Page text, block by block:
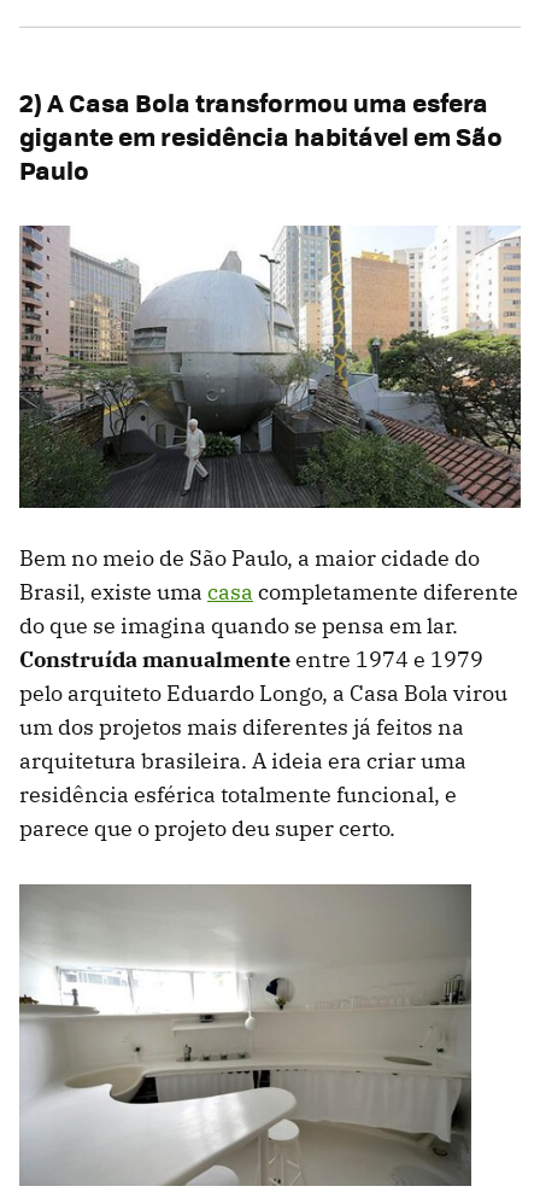
2) A Casa Bola transformou uma esfera
gigante em residência habitável em São
Paulo
Bem no meio de São Paulo, a maior cidade do
Brasil, existe uma casa completamente diferente
do que se imagina quando se pensa em lar.
Construída manualmenteentre 1974 e 1979
pelo arquiteto Eduardo Longo, a Casa Bola virou
um dos projetos mais diferentes já feitos na
arquitetura brasileira. A ideia era criar uma
residência esférica totalmente funcional, e
parece que o projeto deu super certo.